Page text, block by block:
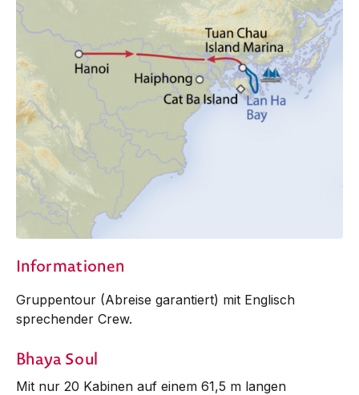
Informationen
Gruppentour (Abreise garantiert) mit Englisch
sprechender Crew.
Bhaya Soul
Mit nur 20 Kabinen auf einem 61,5 m langen